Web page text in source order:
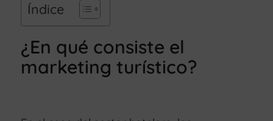
Índice
¿En qué consiste el
marketing turístico?